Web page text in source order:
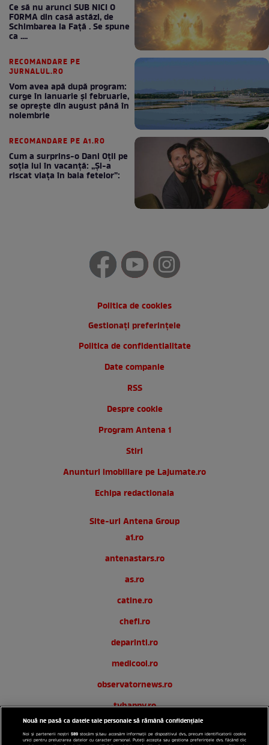
Ce să nu arunci SUB NICI O
FORMA din casă astăzi, de
Schimbarea la Față . Se spune
ca ....
RECOMANDARE PE
JURNALUL.RO
Vom avea apă după program:
curge în ianuarie și februarie,
se oprește din august până în
noiembrie
RECOMANDARE PE A1.RO
Cum a surprins-o Dani Oțil pe
soția lui în vacanță: „Și-a
riscat viața în baia fetelor”:
Politica de cookies
Gestionați preferințele
Politica de confidentialitate
Date companie
RSS
Despre cookie
Program Antena 1
Stiri
Anunturi imobiliare pe Lajumate.ro
Echipa redactionala
Site-uri Antena Group
a1.ro
antenastars.ro
as.ro
catine.ro
chefi.ro
deparinti.ro
medicool.ro
observatornews.ro
tvhappy.ro
useit.ro
Nouă ne pasă ca datele tale personale să rămână confidențiale
Noi și partenerii noștri589 stocăm și/sau accesăm informații pe dispozitivul dvs., precum identificatorii cookie
unici pentru prelucrarea datelor cu caracter personal. Puteți accepta sau gestiona preferințele dvs. făcând clic